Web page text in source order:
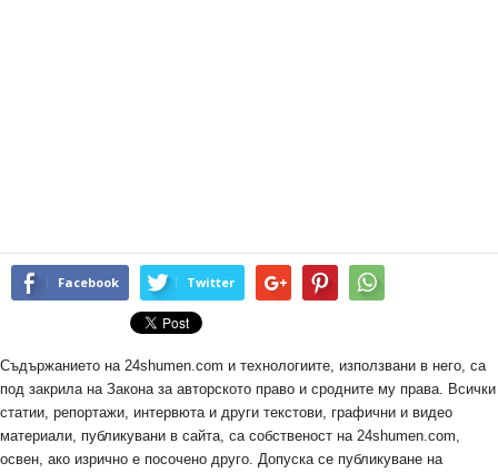
Facebook Twitter
Съдържанието на 24shumen.com и технологиите, използвани в него, са
под закрила на Закона за авторското право и сродните му права. Всички
статии, репортажи, интервюта и други текстови, графични и видео
материали, публикувани в сайта, са собственост на 24shumen.com,
освен, ако изрично е посочено друго. Допуска се публикуване на